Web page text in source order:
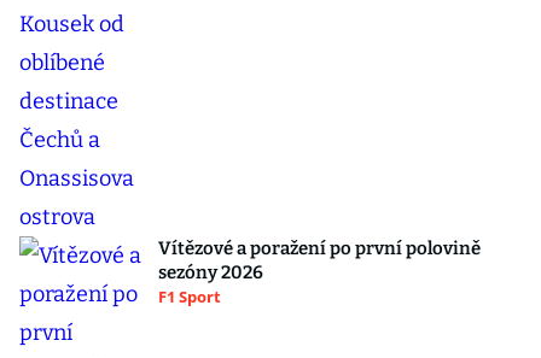
Vítězové a poražení po první polovině
sezóny 2026
F1 Sport